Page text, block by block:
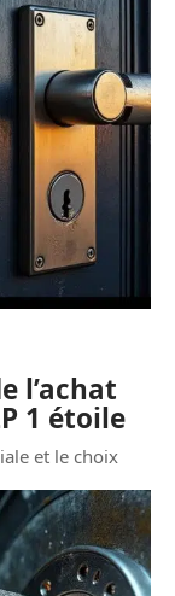
l’achat
1 étoile
et le choix